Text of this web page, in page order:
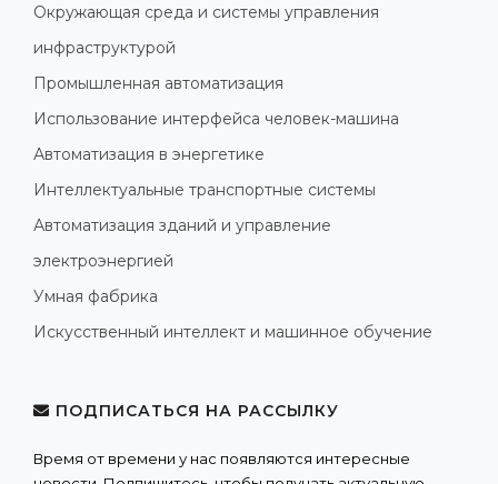
Окружающая среда и системы управления
инфраструктурой
Промышленная автоматизация
Использование интерфейса человек-машина
Автоматизация в энергетике
Интеллектуальные транспортные системы
Автоматизация зданий и управление
электроэнергией
Умная фабрика
Искусственный интеллект и машинное обучение
ПОДПИСАТЬСЯ НА РАССЫЛКУ
Время от времени у нас появляются интересные